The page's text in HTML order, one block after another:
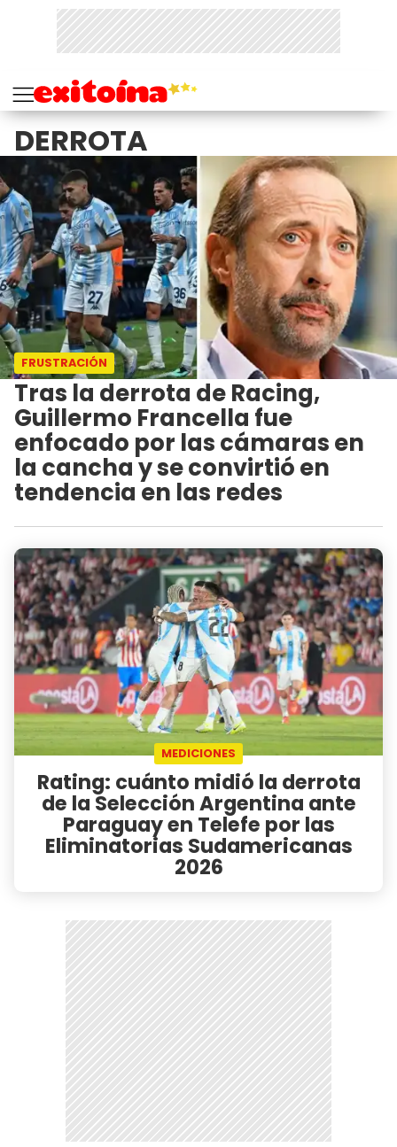
DERROTA
FRUSTRACIÓN
Tras la derrota de Racing,
Guillermo Francella fue
enfocado por las cámaras en
la cancha y se convirtió en
tendencia en las redes
MEDICIONES
Rating: cuánto midió la derrota
de la Selección Argentina ante
Paraguay en Telefe por las
Eliminatorias Sudamericanas
2026